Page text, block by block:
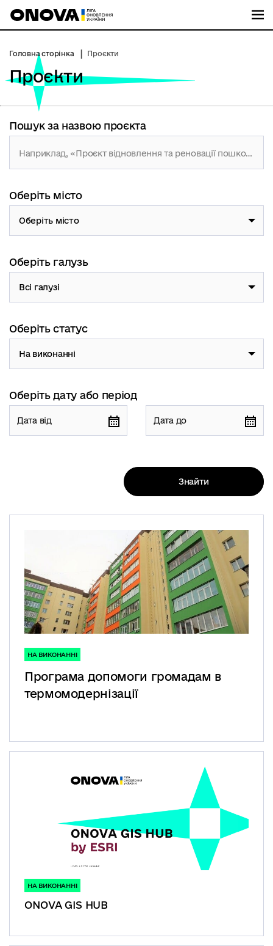
Головна сторінка Проєкти
Проєкти
Пошук за назвою проєкта
Оберіть місто
Оберіть місто
Оберіть галузь
Всі галузі
Оберіть статус
На виконанні
Оберіть дату або період
Знайти
НА ВИКОНАННІ
Програма допомоги громадам в
термомодернізації
НА ВИКОНАННІ
ONOVA GIS HUB